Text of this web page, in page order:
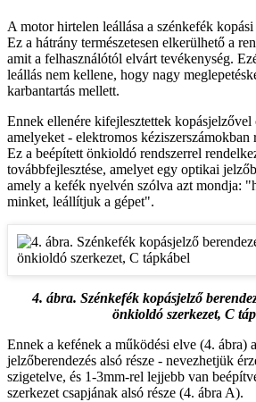
A motor hirtelen leállása a szénkefék kopási
Ez a hátrány természetesen elkerülhető a
amit a felhasználótól elvárt tevékenység.
leállás nem kellene, hogy nagy
karbantartás mellett.
Ennek ellenére kifejlesztettek kopásjelzővel
amelyeket - elektromos kéziszerszámokban
Ez a beépített önkioldó rendszerrel
továbbfejlesztése, amelyet egy optikai
amely a kefék nyelvén szólva azt mondja:
minket, leállítjuk a gépet".
4. ábra. Szénkefék kopásjelző
önkioldó szerkezet, C
Ennek a kefének a működési elve (4. ábra)
jelzőberendezés alsó része - nevezhetjük
szigetelve, és 1-3mm-rel lejjebb van
szerkezet csapjának alsó része (4. ábra A).